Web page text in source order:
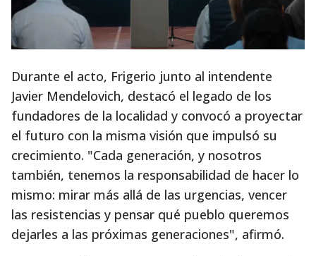
Durante el acto, Frigerio junto al intendente
Javier Mendelovich, destacó el legado de los
fundadores de la localidad y convocó a proyectar
el futuro con la misma visión que impulsó su
crecimiento. "Cada generación, y nosotros
también, tenemos la responsabilidad de hacer lo
mismo: mirar más allá de las urgencias, vencer
las resistencias y pensar qué pueblo queremos
dejarles a las próximas generaciones", afirmó.